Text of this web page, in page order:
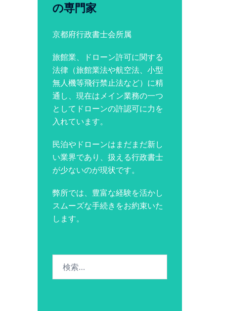
の専門家
京都府行政書士会所属
旅館業、ドローン許可に関する
法律（旅館業法や航空法、小型
無人機等飛行禁止法など）に精
通し、現在はメイン業務の一つ
としてドローンの許認可に力を
入れています。
民泊やドローンはまだまだ新し
い業界であり、扱える行政書士
が少ないのが現状です。
弊所では、豊富な経験を活かし
スムーズな手続きをお約束いた
します。